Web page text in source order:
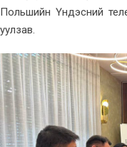
Польшийн Үндэсний
уулзав.